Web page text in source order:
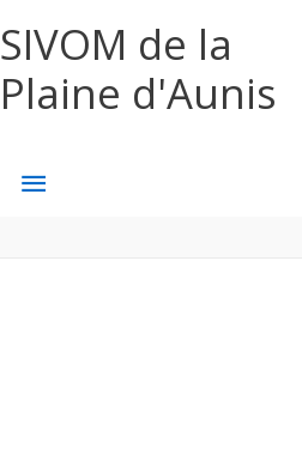
SIVOM de la
Plaine d'Aunis
MENU